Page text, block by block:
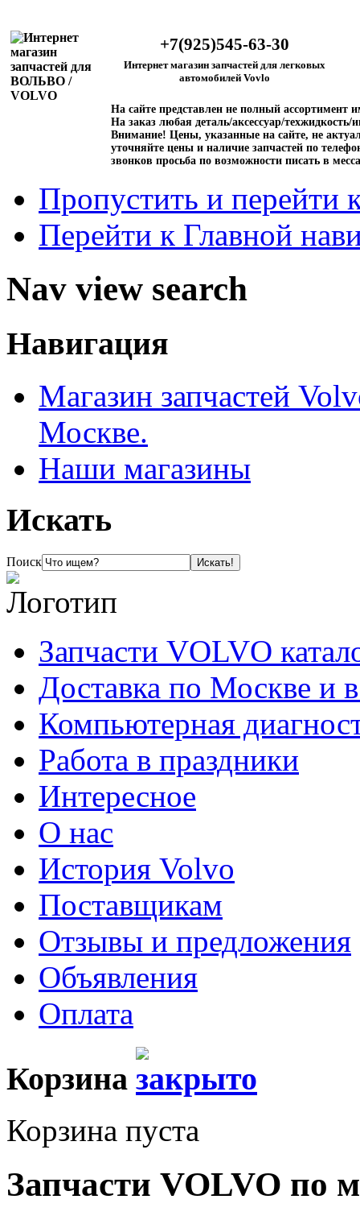
+7(925)545-63-30
Интернет магазин запчастей для легковых
автомобилей Vovlo
На сайте представлен не полный ассортимент
На заказ любая деталь/аксессуар/техжидкость/
Внимание! Цены, указанные на сайте, не
уточняйте цены и наличие запчастей по
звонков просьба по возможности писать в
Пропустить и перейти
Перейти к Главной
Nav view search
Навигация
Магазин запчастей
Москве.
Наши магазины
Искать
Поиск
Запчасти VOLVO
Доставка по Москве и
Компьютерная
Работа в праздники
Интересное
О нас
История Volvo
Поставщикам
Отзывы и предложения
Объявления
Оплата
Корзина
Корзина пуста
Запчасти VOLVO по